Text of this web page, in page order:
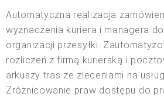
Automatyczna realizacja
wyznaczenia kuriera i managera
organizacji przesyłki.
rozliczeń z firmą kurierską i
arkuszy tras ze zleceniami na
Zróżnicowanie praw dostępu do